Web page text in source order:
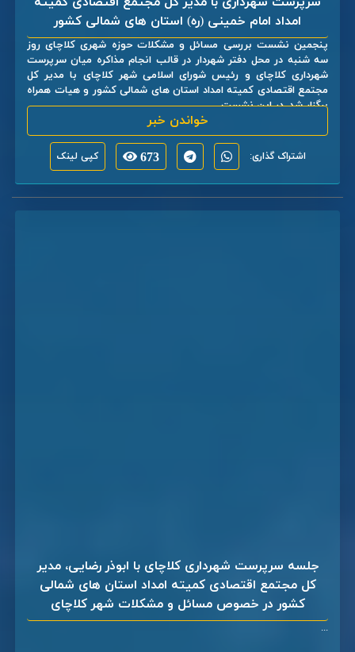
امداد امام خمینی (ره) استان های شمالی کشور
پنجمین نشست بررسی مسائل و مشکلات حوزه شهری کلاچای روز
سه شنبه در محل دفتر شهردار در قالب انجام مذاکره میان سرپرست
شهرداری کلاچای و رئیس شورای اسلامی شهر کلاچای با مدیر کل
مجتمع اقتصادی کمیته امداد استان های شمالی کشور و هیات همراه
برگزار شد. در این نشست ...
خواندن خبر
اشتراک گذاری: 673 کپی لینک
جلسه سرپرست شهرداری کلاچای با ابوذر رضایی، مدیر
کل مجتمع اقتصادی کمیته امداد استان های شمالی
کشور در خصوص مسائل و مشکلات شهر کلاچای
...